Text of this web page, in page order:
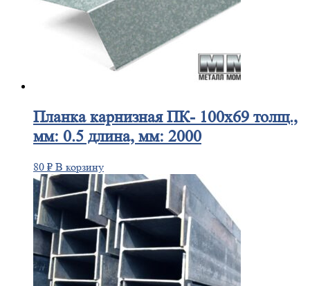
Планкакарнизная ПК- 100х69 толщ.,
мм: 0.5 длина, мм: 2000
80 ₽ В корзину